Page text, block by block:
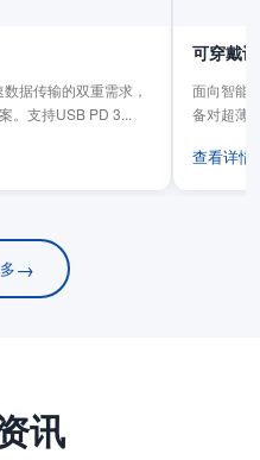
据传输的双重需求，
。支持USB PD 3...
可穿戴
面向智能
备对超薄
查看详
→
讯